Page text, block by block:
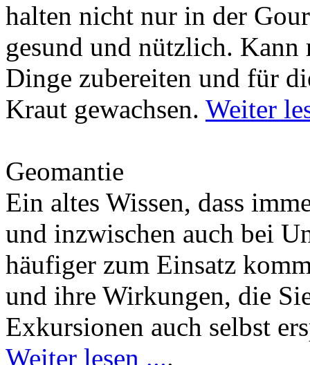
halten nicht nur in der
gesund und nützlich.
Dinge zubereiten und für
Kraut gewachsen. Weiter
Geomantie
Ein altes Wissen, dass
und inzwischen auch bei
häufiger zum Einsatz
und ihre Wirkungen, die
Exkursionen auch selbst
Weiter lesen ....